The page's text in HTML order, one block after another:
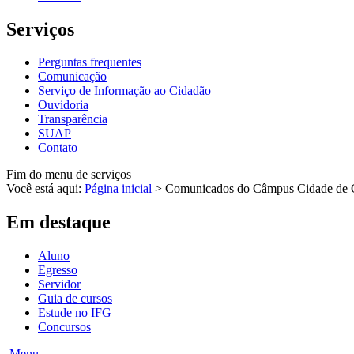
Serviços
Perguntas frequentes
Comunicação
Serviço de Informação ao Cidadão
Ouvidoria
Transparência
SUAP
Contato
Fim do menu de serviços
Você está aqui: Página inicial > Comunicados do Câmpus Cidade de
Em destaque
Aluno
Egresso
Servidor
Guia de cursos
Estude no IFG
Concursos